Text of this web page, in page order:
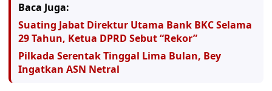
Baca Juga:
Suating Jabat Direktur Utama Bank BKC Selama
29 Tahun, Ketua DPRD Sebut “Rekor”
Pilkada Serentak Tinggal Lima Bulan, Bey
Ingatkan ASN Netral